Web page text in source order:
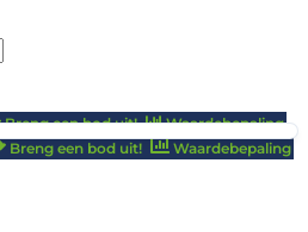
Breng een bod uit!
Waardebepaling
Breng een bod uit! Waardebepaling